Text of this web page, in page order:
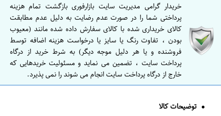
خریدار گرامی مدیریت سایت بازارفوری بازگشت تمام هزینه
پرداختی شما را در صورت عدم رضایت به دلیل عدم مطابقت
کالای خریداری شده با کالای سفارش داده شده مانند (معیوب
بودن ، تفاوت رنگ یا سایز یا درخواست هزینه اضافه توسط
فروشنده و یا هر دلیل موجه دیگر) به شرط خرید از درگاه
پرداخت سایت ، تضمین می نماید و مسئولیت خریدهایی که
خارج از درگاه پرداخت سایت انجام می شوند را نمی پذیرد.
توضیحات کالا